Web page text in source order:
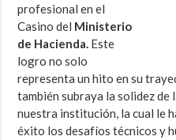
profesional en el
Casino del Ministerio
de Hacienda. Este
logro no solo
representa un hito en su
también subraya la solidez de
nuestra institución, la cual le
éxito los desafíos técnicos y